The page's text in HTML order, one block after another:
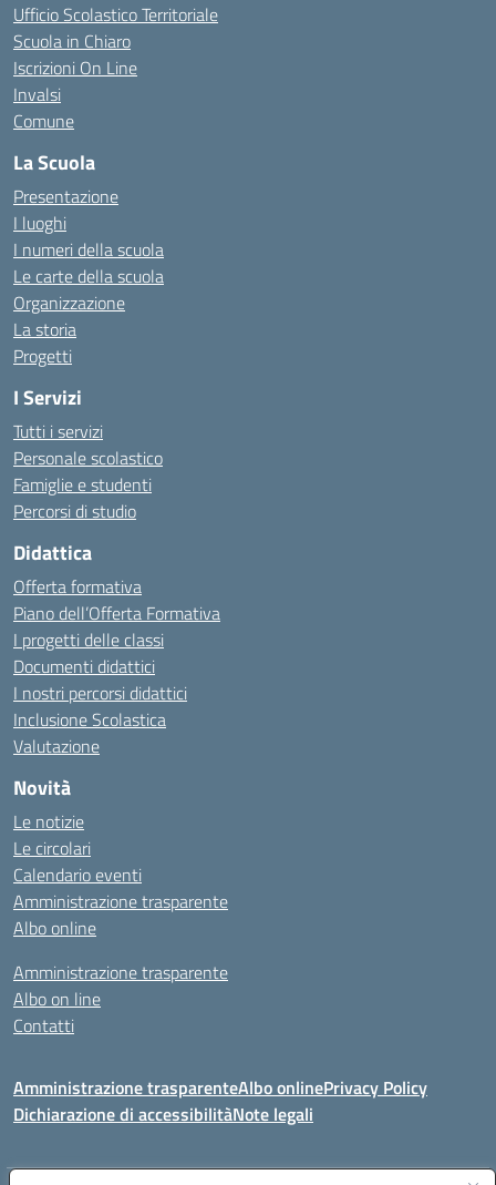
Ufficio Scolastico Territoriale
Scuola in Chiaro
Iscrizioni On Line
Invalsi
Comune
La Scuola
Presentazione
I luoghi
I numeri della scuola
Le carte della scuola
Organizzazione
La storia
Progetti
I Servizi
Tutti i servizi
Personale scolastico
Famiglie e studenti
Percorsi di studio
Didattica
Offerta formativa
Piano dell’Offerta Formativa
I progetti delle classi
Documenti didattici
I nostri percorsi didattici
Inclusione Scolastica
Valutazione
Novità
Le notizie
Le circolari
Calendario eventi
Amministrazione trasparente
Albo online
Amministrazione trasparente
Albo on line
Contatti
Amministrazione trasparenteAlbo onlinePrivacy Policy
Dichiarazione di accessibilitàNote legali